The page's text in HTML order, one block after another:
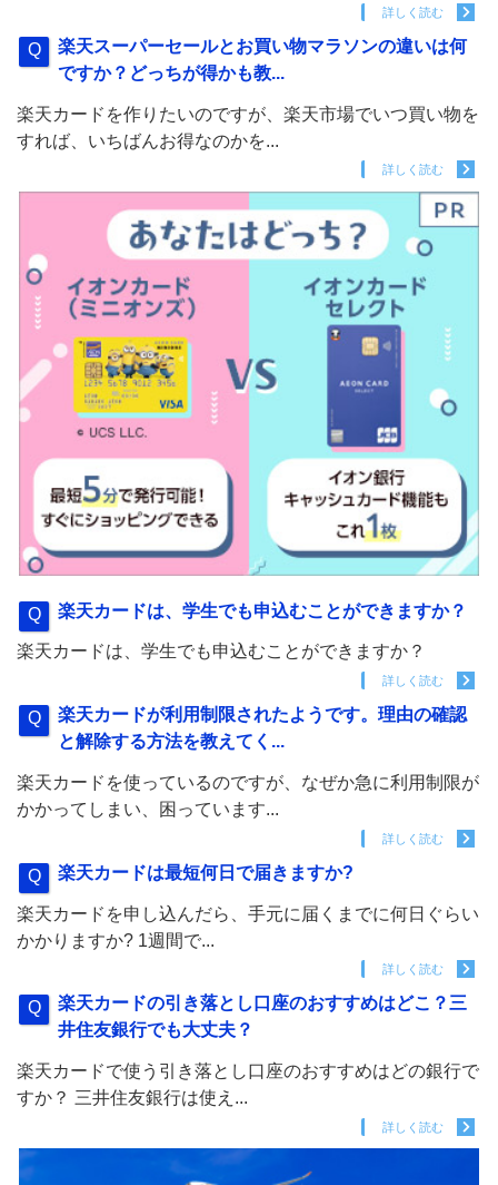
詳しく読む
楽天スーパーセールとお買い物マラソンの違いは何
ですか？どっちが得かも教...
楽天カードを作りたいのですが、楽天市場でいつ買い物を
すれば、いちばんお得なのかを...
詳しく読む
楽天カードは、学生でも申込むことができますか？
楽天カードは、学生でも申込むことができますか？
詳しく読む
楽天カードが利用制限されたようです。理由の確認
と解除する方法を教えてく...
楽天カードを使っているのですが、なぜか急に利用制限が
かかってしまい、困っています...
詳しく読む
楽天カードは最短何日で届きますか?
楽天カードを申し込んだら、手元に届くまでに何日ぐらい
かかりますか? 1週間で...
詳しく読む
楽天カードの引き落とし口座のおすすめはどこ？三
井住友銀行でも大丈夫？
楽天カードで使う引き落とし口座のおすすめはどの銀行で
すか？ 三井住友銀行は使え...
詳しく読む